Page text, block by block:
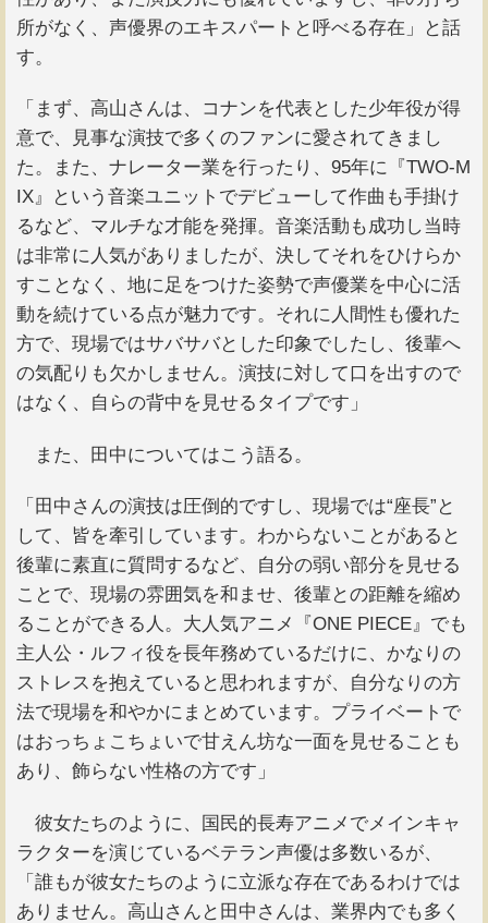
所がなく、声優界のエキスパートと呼べる存在」と話
す。
「まず、高山さんは、コナンを代表とした少年役が得
意で、見事な演技で多くのファンに愛されてきまし
た。また、ナレーター業を行ったり、95年に『TWO-M
IX』という音楽ユニットでデビューして作曲も手掛け
るなど、マルチな才能を発揮。音楽活動も成功し当時
は非常に人気がありましたが、決してそれをひけらか
すことなく、地に足をつけた姿勢で声優業を中心に活
動を続けている点が魅力です。それに人間性も優れた
方で、現場ではサバサバとした印象でしたし、後輩へ
の気配りも欠かしません。演技に対して口を出すので
はなく、自らの背中を見せるタイプです」
また、田中についてはこう語る。
「田中さんの演技は圧倒的ですし、現場では“座長”と
して、皆を牽引しています。わからないことがあると
後輩に素直に質問するなど、自分の弱い部分を見せる
ことで、現場の雰囲気を和ませ、後輩との距離を縮め
ることができる人。大人気アニメ『ONE PIECE』でも
主人公・ルフィ役を長年務めているだけに、かなりの
ストレスを抱えていると思われますが、自分なりの方
法で現場を和やかにまとめています。プライベートで
はおっちょこちょいで甘えん坊な一面を見せることも
あり、飾らない性格の方です」
彼女たちのように、国民的長寿アニメでメインキャ
ラクターを演じているベテラン声優は多数いるが、
「誰もが彼女たちのように立派な存在であるわけでは
ありません。高山さんと田中さんは、業界内でも多く